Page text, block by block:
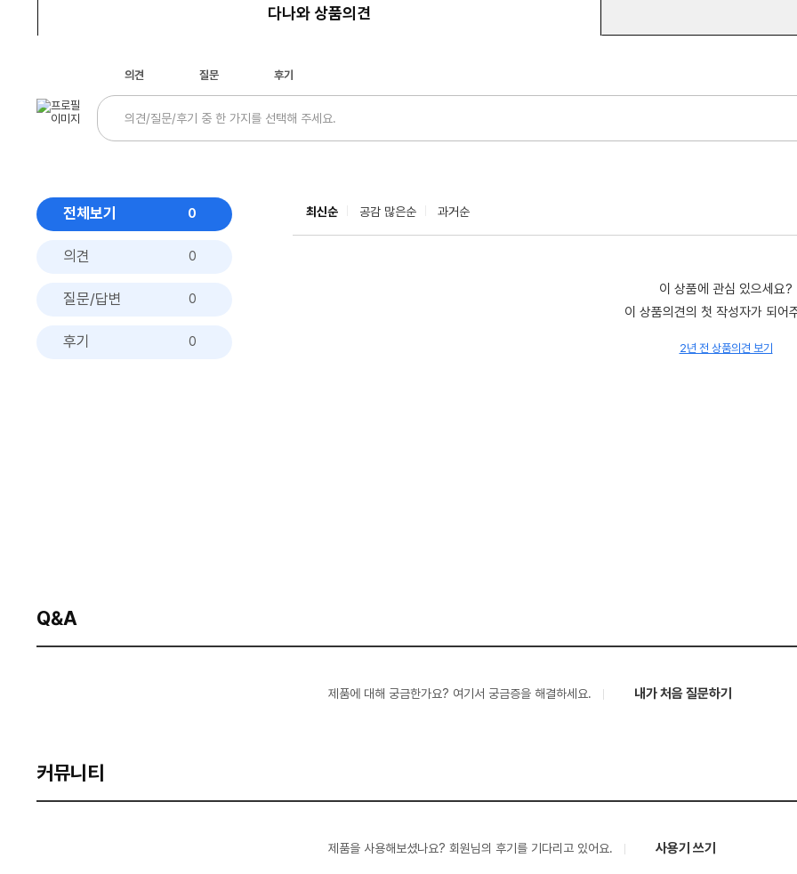
다나와 상품의견
의견 질문 후기
전체보기 0
의견 0
질문/답변 0
후기 0
최신순 공감 많은순 과거순
이 상품에 관심 있으세요?
이 상품의견의 첫 작성자가 되어
2년 전 상품의견 보기
Q&A
제품에 대해 궁금한가요? 여기서 궁금증을 해결하세요. 내가 처음 질문하기
커뮤니티
제품을 사용해보셨나요? 회원님의 후기를 기다리고 있어요. 사용기 쓰기